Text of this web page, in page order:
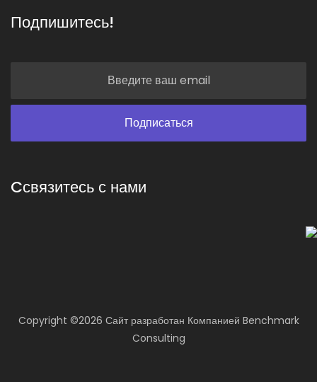
Подпишитесь!
Cсвязитесь с нами
Copyright ©2026 Сайт разработан Компанией Benchmark
Consulting